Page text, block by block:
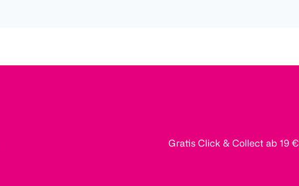
Gratis Click & Collect ab 19 €